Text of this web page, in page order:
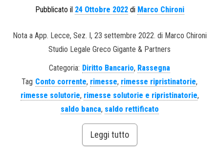
Pubblicato il 24 Ottobre 2022di Marco Chironi
Nota a App. Lecce, Sez. I, 23 settembre 2022. di Marco Chironi
Studio Legale Greco Gigante & Partners
Categoria: Diritto Bancario, Rassegna
Tag Conto corrente, rimesse, rimesse ripristinatorie,
rimesse solutorie, rimesse solutorie e ripristinatorie,
saldo banca, saldo rettificato
Leggi tutto